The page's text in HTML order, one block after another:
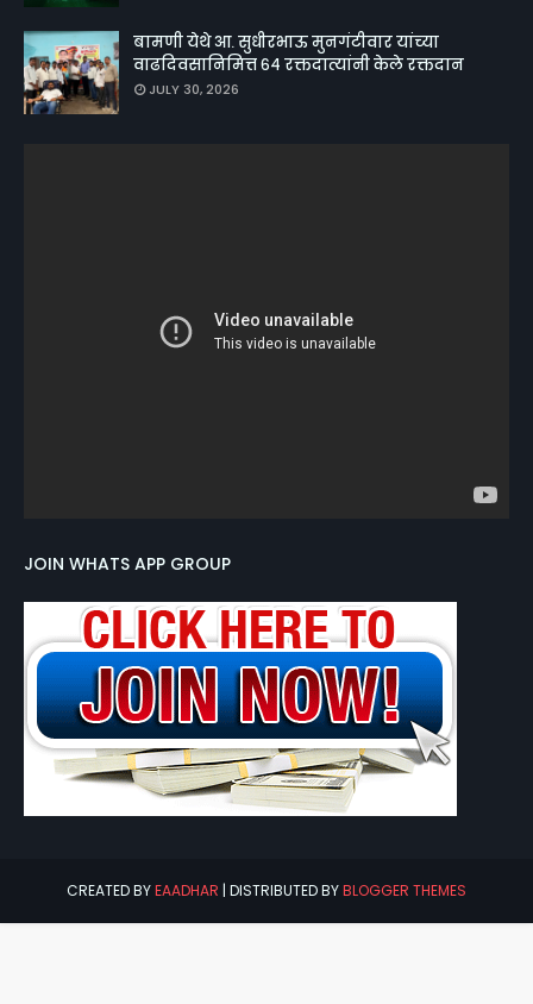
बामणी येथे आ. सुधीरभाऊ मुनगंटीवार यांच्या
वाढदिवसानिमित्त ६४ रक्तदात्यांनी केले रक्तदान
JULY 30, 2026
JOIN WHATS APP GROUP
CREATED BYEAADHAR | DISTRIBUTED BYBLOGGER THEMES